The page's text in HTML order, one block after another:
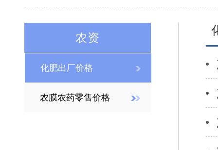
农资
化肥出厂价格
农膜农药零售价格